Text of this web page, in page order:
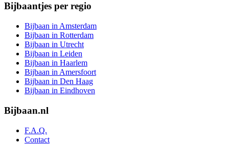
Bijbaantjes per regio
Bijbaan in Amsterdam
Bijbaan in Rotterdam
Bijbaan in Utrecht
Bijbaan in Leiden
Bijbaan in Haarlem
Bijbaan in Amersfoort
Bijbaan in Den Haag
Bijbaan in Eindhoven
Bijbaan.nl
F.A.Q.
Contact